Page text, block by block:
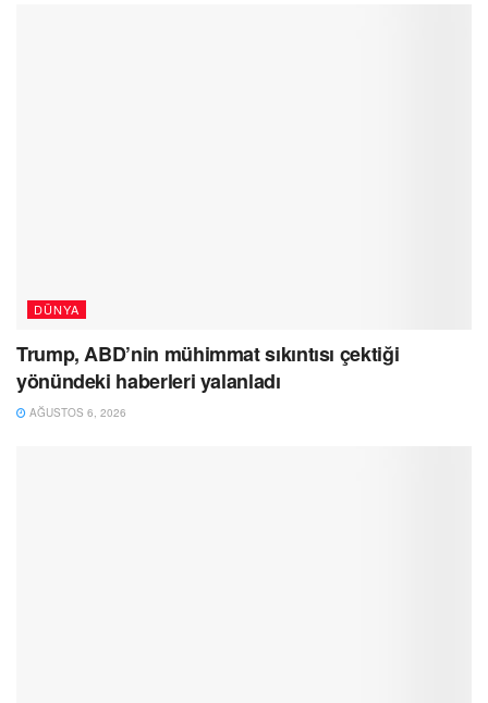
DÜNYA
Trump, ABD’nin mühimmat sıkıntısı çektiği
yönündeki haberleri yalanladı
AĞUSTOS 6, 2026